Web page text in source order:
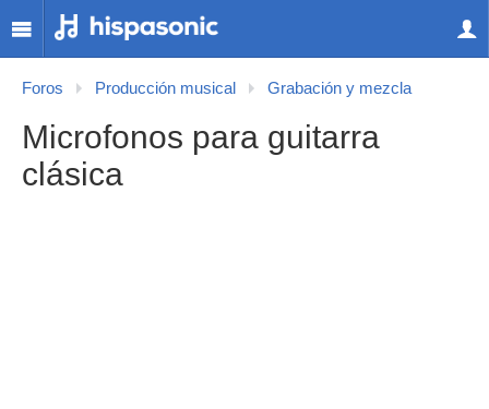
Foros Producción musical Grabación y mezcla
Microfonos para guitarra
clásica